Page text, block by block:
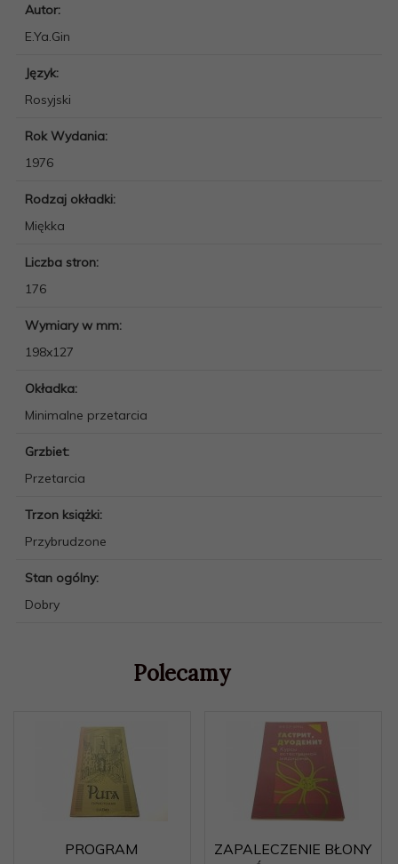
Autor:
E.Ya.Gin
Język:
Rosyjski
Rok Wydania:
1976
Rodzaj okładki:
Miękka
Liczba stron:
176
Wymiary w mm:
198x127
Okładka:
Minimalne przetarcia
Grzbiet:
Przetarcia
Trzon książki:
Przybrudzone
Stan ogólny:
Dobry
Polecamy
PROGRAM
ZAPALECZENIE BŁONY